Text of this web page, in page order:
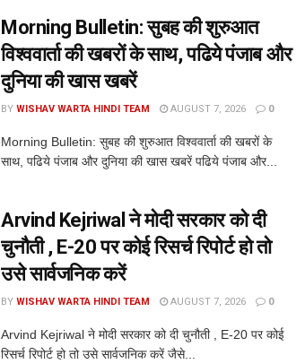
Morning Bulletin: सुबह की शुरुआत
विश्ववार्ता की खबरों के साथ, पढिये पंजाब और
दुनिया की खास खबरें
BY WISHAV WARTA HINDI TEAM AUGUST 7, 2026 0
Morning Bulletin: सुबह की शुरुआत विश्ववार्ता की खबरों के
साथ, पढिये पंजाब और दुनिया की खास खबरें पढिये पंजाब और...
Arvind Kejriwal ने मोदी सरकार को दी
चुनौती , E-20 पर कोई रिसर्च रिपोर्ट हो तो
उसे सार्वजनिक करें
BY WISHAV WARTA HINDI TEAM AUGUST 7, 2026 0
Arvind Kejriwal ने मोदी सरकार को दी चुनौती , E-20 पर कोई
रिसर्च रिपोर्ट हो तो उसे सार्वजनिक करें जैसे...